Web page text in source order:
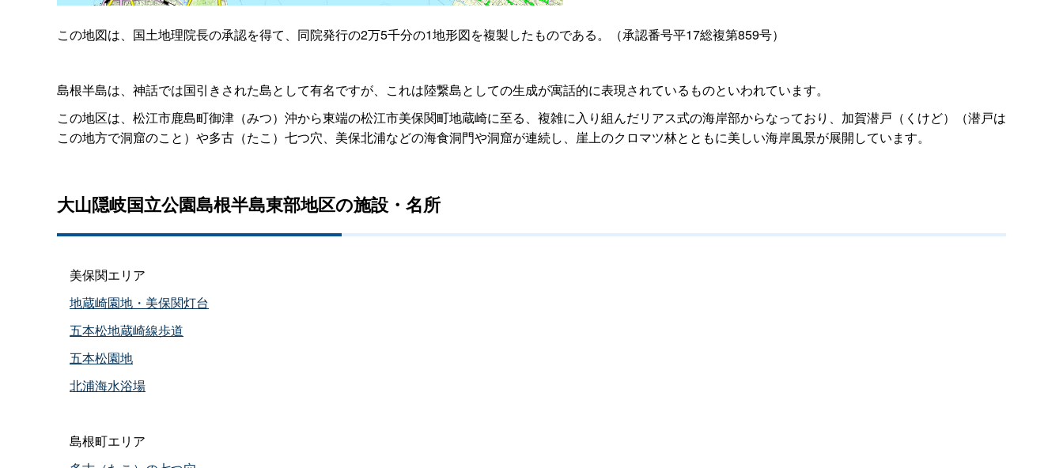
この地図は、国土地理院長の承認を得て、同院発行の2万5千分の1地形図を複製したものである。（承認番号平17総複第859号）
島根半島は、神話では国引きされた島として有名ですが、これは陸繋島としての生成が寓話的に表現されているものといわれています。
この地区は、松江市鹿島町御津（みつ）沖から東端の松江市美保関町地蔵崎に至る、複雑に入り組んだリアス式の海岸部からなっており、加賀潜戸（くけど）（潜戸は
この地方で洞窟のこと）や多古（たこ）七つ穴、美保北浦などの海食洞門や洞窟が連続し、崖上のクロマツ林とともに美しい海岸風景が展開しています。
大山隠岐国立公園島根半島東部地区の施設・名所
美保関エリア
地蔵崎園地・美保関灯台
五本松地蔵崎線歩道
五本松園地
北浦海水浴場
島根町エリア